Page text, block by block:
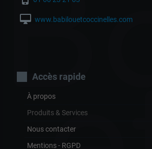
desktop_mac www.babilouetcoccinelles.com
Accès rapide
À propos
Produits & Services
Nous contacter
Mentions - RGPD